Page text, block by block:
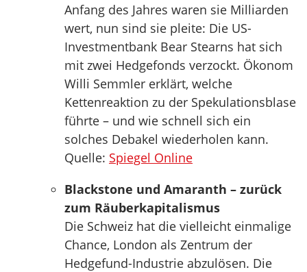
Anfang des Jahres waren sie Milliarden
wert, nun sind sie pleite: Die US-
Investmentbank Bear Stearns hat sich
mit zwei Hedgefonds verzockt. Ökonom
Willi Semmler erklärt, welche
Kettenreaktion zu der Spekulationsblase
führte – und wie schnell sich ein
solches Debakel wiederholen kann.
Quelle: Spiegel Online
Blackstone und Amaranth – zurück
zum Räuberkapitalismus
Die Schweiz hat die vielleicht einmalige
Chance, London als Zentrum der
Hedgefund-Industrie abzulösen. Die